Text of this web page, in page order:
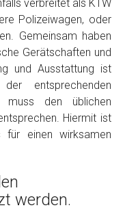
verbreitet als KTW
Polizeiwagen, oder
Gemeinsam haben
Gerätschaften und
und Ausstattung ist
entsprechenden
muss den üblichen
Hiermit ist
für einen wirksamen
werden.